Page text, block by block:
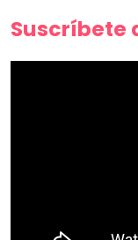
Suscríbete